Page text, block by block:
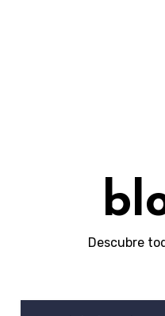
Descubre